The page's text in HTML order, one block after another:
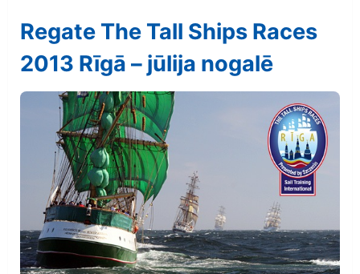
Regate The Tall Ships Races
2013 Rīgā – jūlija nogalē